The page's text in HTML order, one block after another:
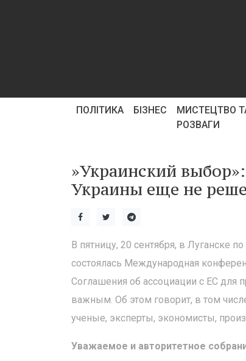
ПОЛІТИКА БІЗНЕС
МИСТЕЦТВО
РОЗВАГИ
»Украинский
Украины еще не
В пятницу, 20 сентября, в Луганске
состоялась Международная
Соглашения об ассоциации с ЕС
важным. Об этом говорит, в том
ученые, эксперты, экономисты,
Уважаемое и авторитетное